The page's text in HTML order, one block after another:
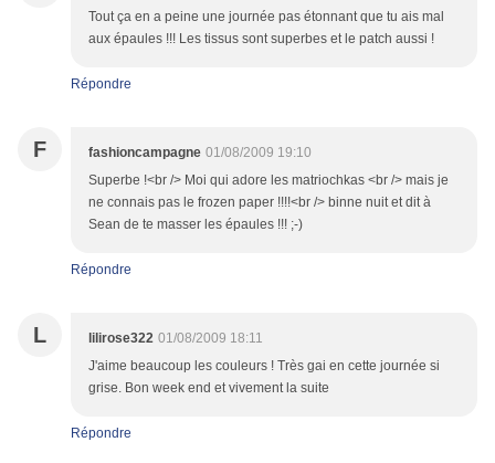
Tout ça en a peine une journée pas étonnant que tu ais mal
aux épaules !!! Les tissus sont superbes et le patch aussi !
Répondre
F fashioncampagne 01/08/2009 19:10
Superbe !<br /> Moi qui adore les matriochkas <br /> mais je
ne connais pas le frozen paper !!!!<br /> binne nuit et dit à
Sean de te masser les épaules !!! ;-)
Répondre
L lilirose322 01/08/2009 18:11
J'aime beaucoup les couleurs ! Très gai en cette journée si
grise. Bon week end et vivement la suite
Répondre